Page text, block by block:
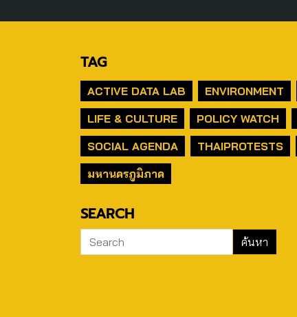
TAG
ACTIVE DATA LAB ENVIRONMENT
LIFE & CULTURE
POLICY WATCH
SOCIAL AGENDA
THAIPROTESTS
มหานครภูมิภาค
SEARCH